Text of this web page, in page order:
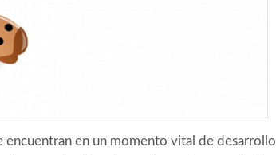
en un momento vital de desarrollo